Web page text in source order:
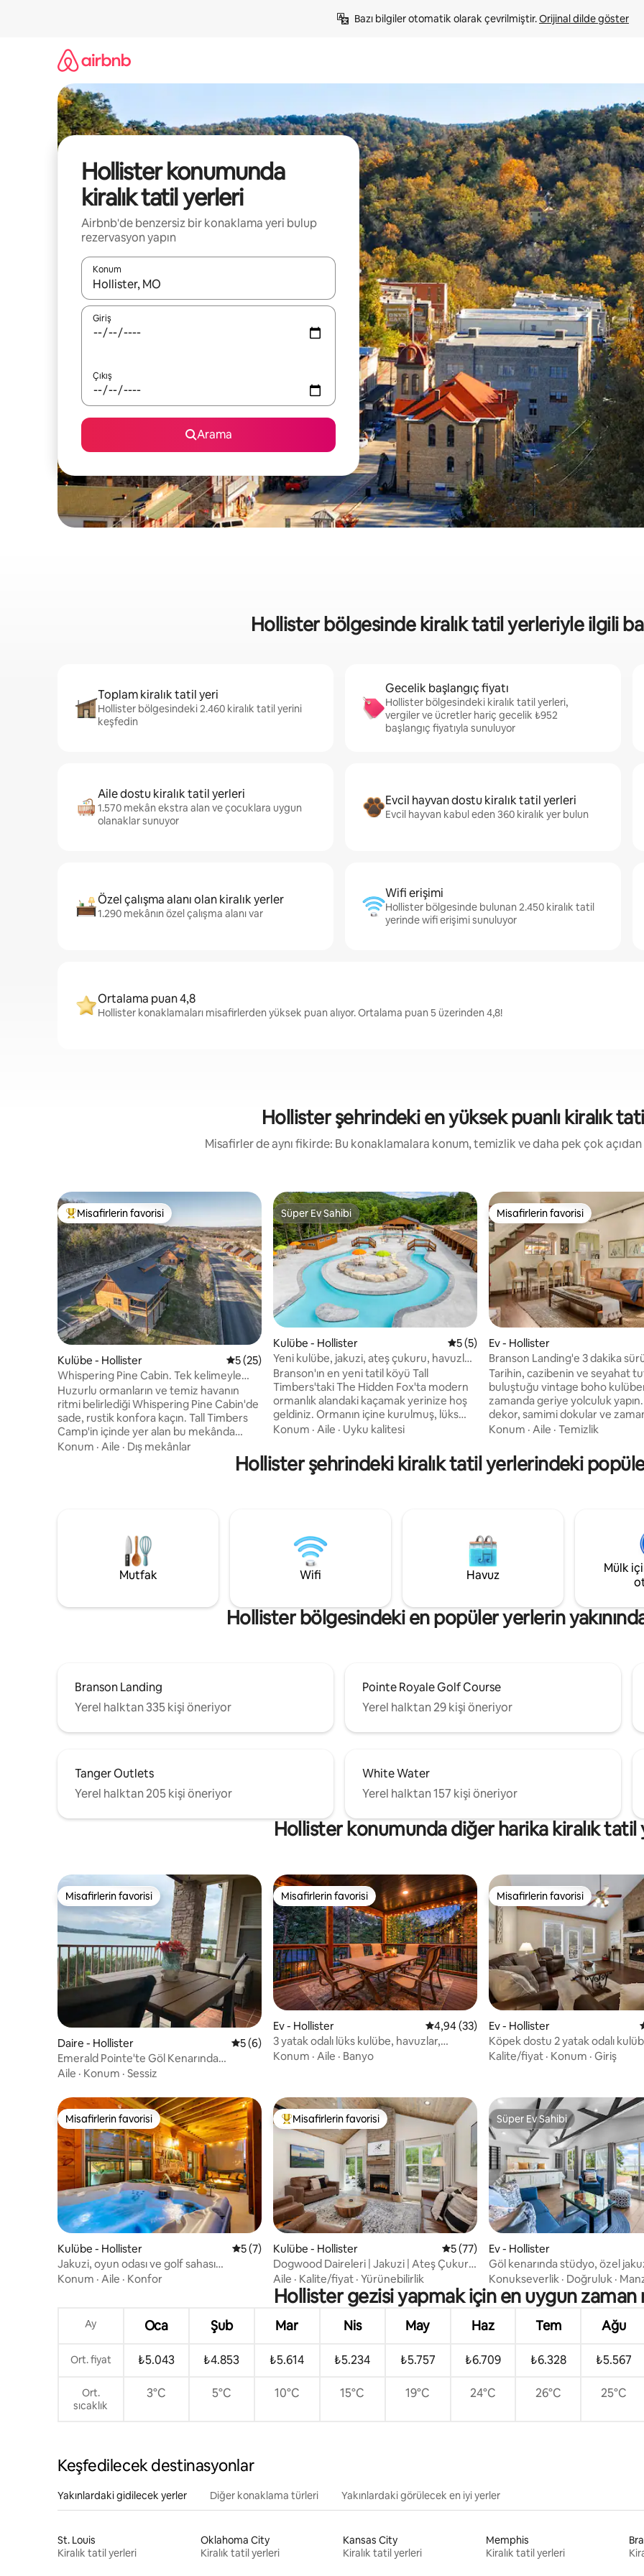
Bazı bilgiler otomatik olarak çevrilmiştir. Orijinal dilde göster
Hollister konumunda
kiralık tatil yerleri
Airbnb'de benzersiz bir konaklama yeri bulup
rezervasyon yapın
Konum
Sonuçlar kullanılabilir olduğunda yukarı ve aşağı oklarıyla gezinin veya dokunarak ya da kaydırma hareketleriyle
Giriş
Çıkış
Arama
Hollister bölgesinde kiralık tatil yerleriyle ilgili
Toplam kiralık tatil yeri
Hollister bölgesindeki 2.460 kiralık tatil yerini
keşfedin
Gecelik başlangıç fiyatı
Hollister bölgesindeki kiralık tatil yerleri,
vergiler ve ücretler hariç gecelik ₺952
başlangıç fiyatıyla sunuluyor
Aile dostu kiralık tatil yerleri
1.570 mekân ekstra alan ve çocuklara uygun
olanaklar sunuyor
Evcil hayvan dostu kiralık tatil yerleri
Evcil hayvan kabul eden 360 kiralık yer bulun
Özel çalışma alanı olan kiralık yerler
1.290 mekânın özel çalışma alanı var
Wifi erişimi
Hollister bölgesinde bulunan 2.450 kiralık tatil
yerinde wifi erişimi sunuluyor
Ortalama puan 4,8
Hollister konaklamaları misafirlerden yüksek puan alıyor. Ortalama puan 5 üzerinden 4,8!
Hollister şehrindeki en yüksek puanlı kiralık
Misafirler de aynı fikirde: Bu konaklamalara konum, temizlik ve daha pek çok
Misafirlerin favorilerinden en beğenilenler arasında
Misafirlerin favorisi
Kulübe - Hollister 5 üzerinden ortalama 5 puan, 25 değerlendirme
5 (25)
Whispering Pine Cabin. Tek kelimeyle
kırsal konfor.
Huzurlu ormanların ve temiz havanın
ritmi belirlediği Whispering Pine Cabin'de
sade, rustik konfora kaçın. Tall Timbers
Camp'in içinde yer alan bu mekânda
günlerinizi açık havayı keşfederek,
sabahlar ve doyurucu akşam yemekleri
için mükemmel. En sevdiğiniz Branson
cazibe merkezlerinin keyfini çıkarmak
için 10-15 dakikalık manzaralı bir yolculuğa
Konum · Aile · Dış mekânlar
Süper Ev Sahibi
Süper Ev Sahibi
Kulübe - Hollister 5 üzerinden ortalama 5 puan, 5
5 (5)
Yeni kulübe, jakuzi, ateş çukuru, havuzlar,
Branson, BigCedr
Branson'ın en yeni tatil köyü Tall
Timbers'taki The Hidden Fox'ta modern
ormanlık alandaki kaçamak yerinize hoş
geldiniz. Ormanın içine kurulmuş, lüks
malzemeler ve tasarımcı dokunuşlarıyla
nehre ve bakkal dükkanına kısa bir
yürüyüş mesafesindedir. Branson, Table
dolu göletlerin, yemek kamyonlarının,
pickleball'ın, basketbolun, günlük
aktivitelerin ve daha fazlasının keyfini
çıkarın!
Konum · Aile · Uyku kalitesi
Misafirlerin favorisi
Misafirlerin favorisi
Ev - Hollister
Branson Landing'e 3 dakika
mesafesinde | Jakuzi
Tarihin, cazibenin ve seyahat
buluştuğu vintage boho
zamanda geriye yolculuk
dekor, samimi dokular ve
karakterle dolu bu benzersiz
seven seyahatseverler için
mükemmeldir. Modern
eğlence ve açık hava
uygun bir konumda!
yapmak için 25 yaşından büyük
olmalısınız.
Konum · Aile · Temizlik
Hollister şehrindeki kiralık tatil yerlerindeki
Mutfak Wifi Havuz
Mülk
Hollister bölgesindeki en popüler yerlerin
Branson Landing
Yerel halktan 335 kişi öneriyor
Pointe Royale Golf Course
Yerel halktan 29 kişi öneriyor
Tanger Outlets
Yerel halktan 205 kişi öneriyor
White Water
Yerel halktan 157 kişi öneriyor
Hollister konumunda diğer harika kiralık tatil
Misafirlerin favorisi
Misafirlerin favorisi
Daire - Hollister 5 üzerinden ortalama 5 puan, 6 değerlendirme
5 (6)
Emerald Pointe'te Göl Kenarında
Kaçamak, Eşsiz Manzaralar
Aile · Konum · Sessiz
Misafirlerin favorisi
Misafirlerin favorisi
Ev - Hollister 5 üzerinden ortalama 4,94 puan, 33
4,94 (33)
3 yatak odalı lüks kulübe, havuzlar,
balıkçılık, temiz aile eğlencesi
Konum · Aile · Banyo
Misafirlerin favorisi
Misafirlerin favorisi
Ev - Hollister
Köpek dostu 2 yatak odalı
Cedar yakınında havuz
Kalite/fiyat · Konum · Giriş
Misafirlerin favorisi
Misafirlerin favorisi
Kulübe - Hollister 5 üzerinden ortalama 5 puan, 7 değerlendirme
5 (7)
Jakuzi, oyun odası ve golf sahası
yakınında tatil köyü kulübesi
Konum · Aile · Konfor
Misafirlerin favorilerinden en beğenilenler arasında
Misafirlerin favorisi
Kulübe - Hollister 5 üzerinden ortalama 5 puan, 77
5 (77)
Dogwood Daireleri | Jakuzi | Ateş Çukuru
| Göl Erişimi
Aile · Kalite/fiyat · Yürünebilirlik
Süper Ev Sahibi
Süper Ev Sahibi
Ev - Hollister
Göl kenarında stüdyo, özel
ve ücretsiz biletler
Konukseverlik · Doğruluk ·
Hollister gezisi yapmak için en uygun zaman
Ay Oca Şub Mar Nis May Haz Tem Ağu
Ort. fiyat ₺5.043 ₺4.853 ₺5.614 ₺5.234 ₺5.757 ₺6.709 ₺6.328 ₺5.567
Ort.
sıcaklık
3°C 5°C 10°C 15°C 19°C 24°C 26°C 25°C
Keşfedilecek destinasyonlar
Yakınlardaki gidilecek yerler Diğer konaklama türleri Yakınlardaki görülecek en iyi yerler
St. Louis
Kiralık tatil yerleri
Oklahoma City
Kiralık tatil yerleri
Kansas City
Kiralık tatil yerleri
Memphis
Kiralık tatil yerleri